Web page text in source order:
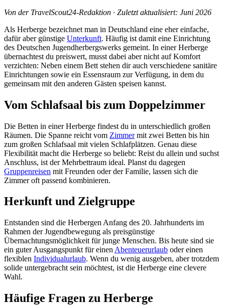
Von der TravelScout24-Redaktion · Zuletzt aktualisiert: Juni 2026
Als Herberge bezeichnet man in Deutschland eine eher einfache,
dafür aber günstige Unterkunft. Häufig ist damit eine Einrichtung
des Deutschen Jugendherbergswerks gemeint. In einer Herberge
übernachtest du preiswert, musst dabei aber nicht auf Komfort
verzichten: Neben einem Bett stehen dir auch verschiedene sanitäre
Einrichtungen sowie ein Essensraum zur Verfügung, in dem du
gemeinsam mit den anderen Gästen speisen kannst.
Vom Schlafsaal bis zum Doppelzimmer
Die Betten in einer Herberge findest du in unterschiedlich großen
Räumen. Die Spanne reicht vom Zimmermit zwei Betten bis hin
zum großen Schlafsaal mit vielen Schlafplätzen. Genau diese
Flexibilität macht die Herberge so beliebt: Reist du allein und suchst
Anschluss, ist der Mehrbettraum ideal. Planst du dagegen
Gruppenreisen mit Freunden oder der Familie, lassen sich die
Zimmer oft passend kombinieren.
Herkunft und Zielgruppe
Entstanden sind die Herbergen Anfang des 20. Jahrhunderts im
Rahmen der Jugendbewegung als preisgünstige
Übernachtungsmöglichkeit für junge Menschen. Bis heute sind sie
ein guter Ausgangspunkt für einen Abenteuerurlaub oder einen
flexiblen Individualurlaub. Wenn du wenig ausgeben, aber trotzdem
solide untergebracht sein möchtest, ist die Herberge eine clevere
Wahl.
Häufige Fragen zu Herberge